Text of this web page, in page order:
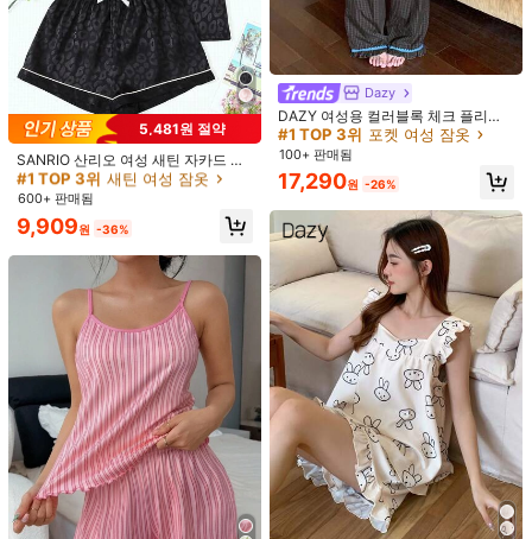
도움이 됨 (0)
모델 사이즈:US 4 (S)
신장 :175.0 가슴 둘레 :80.0 허리 둘레 :61.0 엉덩이 둘레 :
제품 세부 정보
소재:
구성:
97% 폴리에스터,3% 폴리우레탄
세부 사항:
포켓, 러플, 버튼 프런트
더 보기
Lowkey Lull
4.84 37K 팔로워
4.84
37K 팔로워
k***4이(가) 하루 전에 지불됨
4.84 37K 팔로워
4.84 37K 팔로워
팔로잉
최근 220K개 판매됨 27K 재구매 팔로워 급증 44%
5,481원 절약
SANRIO 산리오 여성 새틴 자카드 레
오파드 프린트 잠옷 세트, 헬로 키티
포켓 자수 반팔 상의 및 리본 반바지
캐주얼 라운지웨어
#1 TOP 3위 새틴 여성 잠옷
높은 재방문 고객
#1 TOP 3위 새틴 여성 잠옷
높은 재방문 고객
#1 TOP 3위 새틴 여성 잠옷
높은 재방문 고객
#1 TOP 3위
높은 재방문 고객
600+ 판매됨
9,909원 -36%
Dazy
DAZY 여성용 컬러블록 체크 플리츠
캐미솔 탑과 와이드 레그 팬츠 캐주얼
데일리 홈 슬립웨어 세트 여름 파자마
#1 TOP 3위 포켓 여성 잠옷
100+ 판매됨
17,290원 -26%